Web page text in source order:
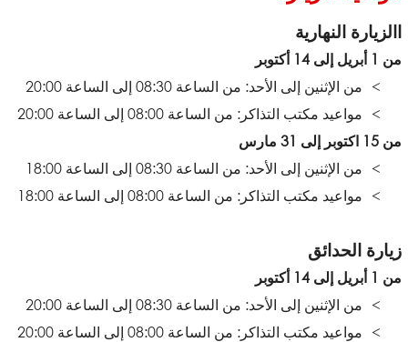
االزيارة النهارية
من 1 أبريل إلى 14 أكتوبر
من الإثنين إلى الأحد: من الساعة 08:30 إلى الساعة 20:00
مواعيد مكتب التذاكر: من الساعة 08:00 إلى الساعة 20:00
من 15 اكتوبر إلى 31 مارس
من الإثنين إلى الأحد: من الساعة 08:30 إلى الساعة 18:00
مواعيد مكتب التذاكر: من الساعة 08:00 إلى الساعة 18:00
زيارة الحدائق
من 1 أبريل إلى 14 أكتوبر
من الإثنين إلى الأحد: من الساعة 08:30 إلى الساعة 20:00
مواعيد مكتب التذاكر: من الساعة 08:00 إلى الساعة 20:00